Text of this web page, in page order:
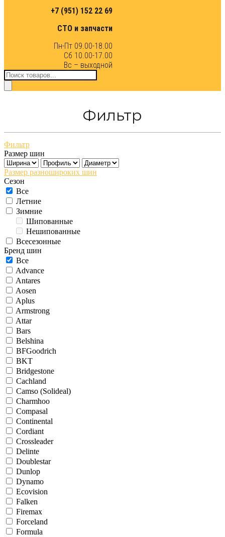
+7 (951) 152 22 69
СТО и запчасти
Пн-Пт 09.00-18.00
Сб 10.00-17.00
Вс – выходной
Поиск
товаров
Фильтр
Фильтр
Размер шин
Размер разношироких шин
Сезон
Все
Летние
Зимние
Шипованные
Нешипованные
Всесезонные
Бренд шин
Все
Advance
Antares
Aosen
Aplus
Armstrong
Attar
Bars
Belshina
BFGoodrich
BKT
Bridgestone
Cachland
Camso (Solideal)
Charmhoo
Compasal
Continental
Cordiant
Crossleader
Delinte
Doublestar
Dunlop
Dynamo
Ecovision
Falken
Firemax
Forceland
Formula